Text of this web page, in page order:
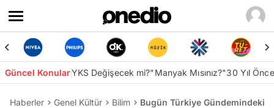
Güncel KonularYKS Değişecek mi?"Manyak Mısınız?"30 Yıl
Haberler Genel Kültür Bilim Bugün Türkiye Gündemindeki